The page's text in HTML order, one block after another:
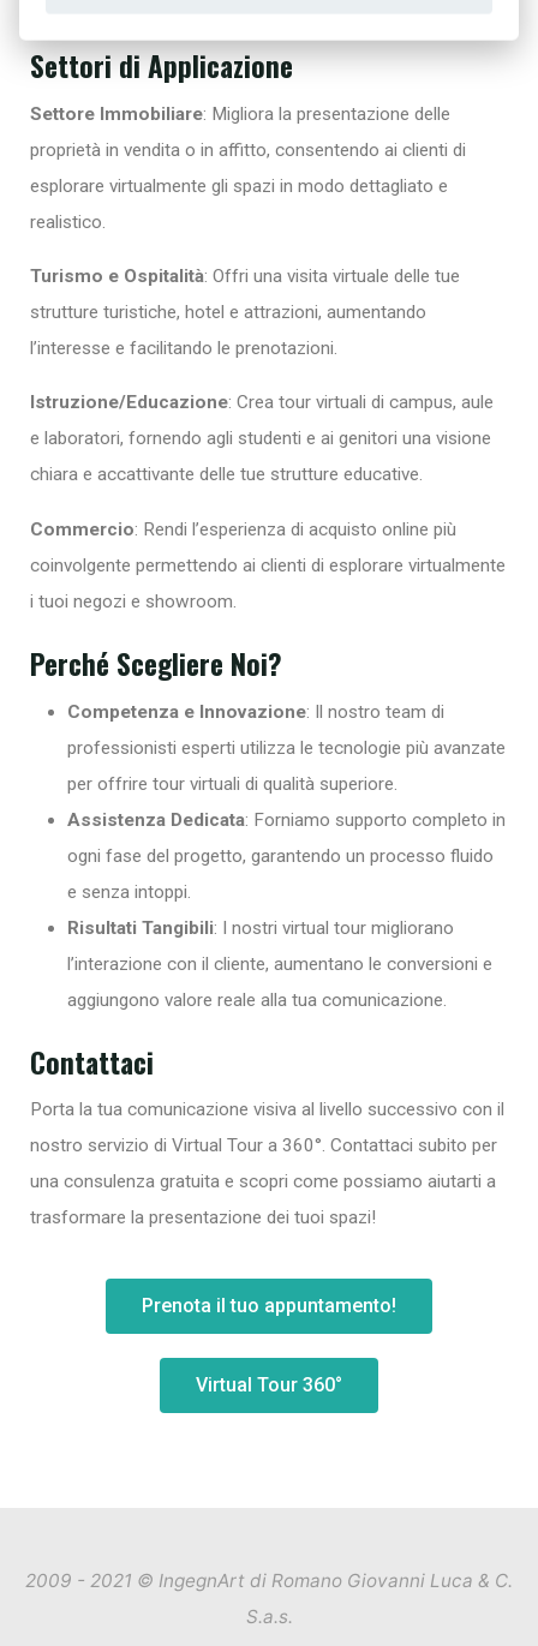
Settori di Applicazione
Settore Immobiliare: Migliora la presentazione delle
proprietà in vendita o in affitto, consentendo ai clienti di
esplorare virtualmente gli spazi in modo dettagliato e
realistico.
Turismo e Ospitalità: Offri una visita virtuale delle tue
strutture turistiche, hotel e attrazioni, aumentando
l’interesse e facilitando le prenotazioni.
Istruzione/Educazione: Crea tour virtuali di campus, aule
e laboratori, fornendo agli studenti e ai genitori una visione
chiara e accattivante delle tue strutture educative.
Commercio: Rendi l’esperienza di acquisto online più
coinvolgente permettendo ai clienti di esplorare virtualmente
i tuoi negozi e showroom.
Perché Scegliere Noi?
Competenza e Innovazione: Il nostro team di
professionisti esperti utilizza le tecnologie più avanzate
per offrire tour virtuali di qualità superiore.
Assistenza Dedicata: Forniamo supporto completo in
ogni fase del progetto, garantendo un processo fluido
e senza intoppi.
Risultati Tangibili: I nostri virtual tour migliorano
l’interazione con il cliente, aumentano le conversioni e
aggiungono valore reale alla tua comunicazione.
Contattaci
Porta la tua comunicazione visiva al livello successivo con il
nostro servizio di Virtual Tour a 360°. Contattaci subito per
una consulenza gratuita e scopri come possiamo aiutarti a
trasformare la presentazione dei tuoi spazi!
Prenota il tuo appuntamento!
Virtual Tour 360°
2009 - 2021 © IngegnArt di Romano Giovanni Luca & C.
S.a.s.